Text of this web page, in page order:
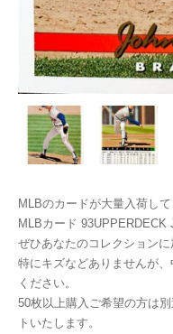
MLBのカードが大量入荷して
MLBカード 93UPPERDECK
ぜひあなたのコレクションに
特にキズなどありませんが
ください。
50枚以上購入ご希望の方は
トいたします。